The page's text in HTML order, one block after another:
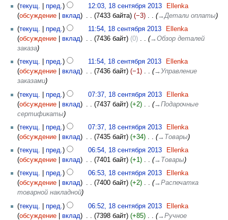
текущ.
пред. 12:03, 18 сентября 2013
Ellenka
обсуждение
вклад 7433 байта −3 ‎
→‎Детали оплаты
текущ.
пред. 11:54, 18 сентября 2013
Ellenka
обсуждение
вклад 7436 байт 0 ‎
→‎Обзор деталей
заказа
текущ.
пред. 11:54, 18 сентября 2013
Ellenka
обсуждение
вклад 7436 байт −1 ‎
→‎Управление
заказами
текущ.
пред. 07:37, 18 сентября 2013
Ellenka
обсуждение
вклад 7437 байт +2 ‎
→‎Подарочные
сертификаты
текущ.
пред. 07:37, 18 сентября 2013
Ellenka
обсуждение
вклад 7435 байт +34 ‎
→‎Товары
текущ.
пред. 06:54, 18 сентября 2013
Ellenka
обсуждение
вклад 7401 байт +1 ‎
→‎Товары
текущ.
пред. 06:53, 18 сентября 2013
Ellenka
обсуждение
вклад 7400 байт +2 ‎
→‎Распечатка
товарной накладной
текущ.
пред. 06:52, 18 сентября 2013
Ellenka
обсуждение
вклад 7398 байт +85 ‎
→‎Ручное